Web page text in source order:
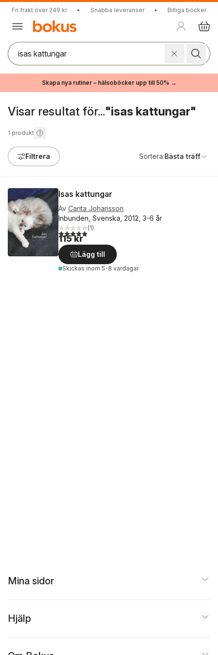
Fri frakt över 249 kr • Snabba leveranser • Billiga böcker
Skapa nya rutiner – hälsoböcker upp till 50% →
Visar resultat för..."isas kattungar"
1 produkt
Filtrera Sortera:Bästa träff
Isas kattungar
Av Carita Johansson
Inbunden, Svenska, 2012, 3-6 år
5,0utav 5 stjärnor. Totalt antal röster:
(1)
115 kr
Lägg till
Skickas inom 5-8 vardagar
Mina sidor
Hjälp